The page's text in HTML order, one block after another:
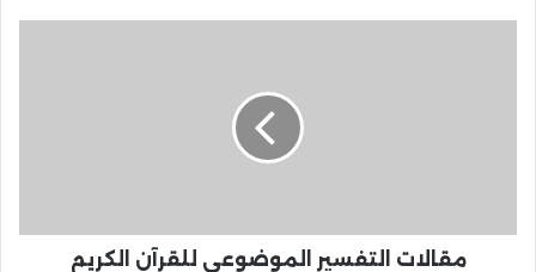
مقالات التفسير الموضوعي للقرآن الكريم